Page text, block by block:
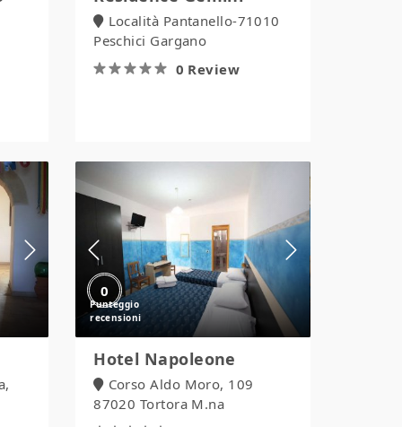
Località Pantanello-71010
Peschici Gargano
0 Review
0
Napoleone
Hotel Napoleone
Corso Aldo Moro, 109
87020 Tortora M.na